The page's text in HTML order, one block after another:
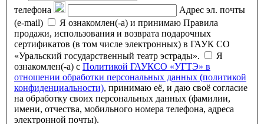
телефона
Адрес эл. почты
(e-mail)
Я ознакомлен(-а) и принимаю Правила
продажи, использования и возврата подарочных
сертификатов (в том числе электронных) в ГАУК СО
«Уральский государственный театр эстрады».
Я
ознакомлен(-а) с Политикой ГАУКСО «УГТЭ» в
отношении обработки персональных данных (политикой
конфиденциальности), принимаю её, и даю своё согласие
на обработку своих персональных данных (фамилии,
имени, отчества, мобильного номера телефона, адреса
электронной почты).